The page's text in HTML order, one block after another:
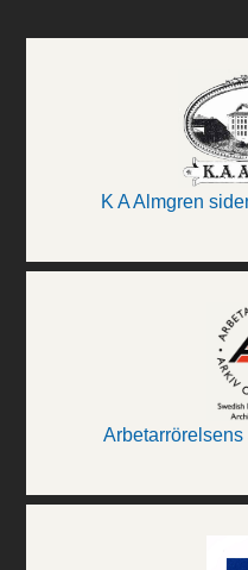
K A Almgren